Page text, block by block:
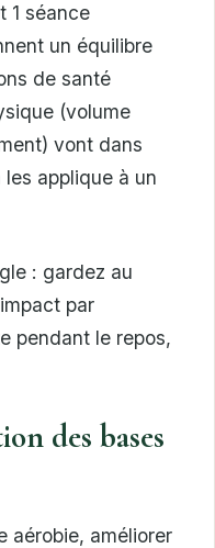
1 séance
un équilibre
de santé
(volume
vont dans
applique à un
: gardez au
par
pendant le repos,
des bases
aérobie, améliorer